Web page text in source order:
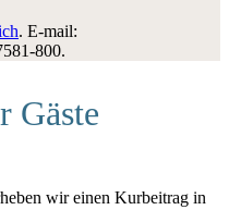
. E-mail:
800.
Gäste
wir einen Kurbeitrag in